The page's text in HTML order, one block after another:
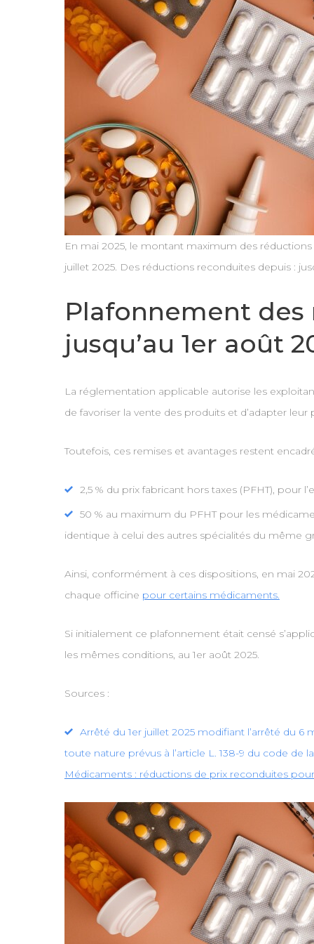
En mai 2025, le montant maximum des
juillet 2025. Des réductions reconduites depuis :
Plafonnement
jusqu’au 1er août
La réglementation applicable autorise les
de favoriser la vente des produits et d’adapter
Toutefois, ces remises et avantages restent
2,5 % du prix fabricant hors taxes (PFHT), pour
50 % au maximum du PFHT pour les
identique à celui des autres spécialités du même
Ainsi, conformément à ces dispositions, en mai
chaque officine pour certains médicaments.
Si initialement ce plafonnement était censé
les mêmes conditions, au 1er août 2025.
Sources :
Arrêté du 1er juillet 2025 modifiant l’arrêté du
toute nature prévus à l’article L. 138-9 du code de
Médicaments : réductions de prix reconduites